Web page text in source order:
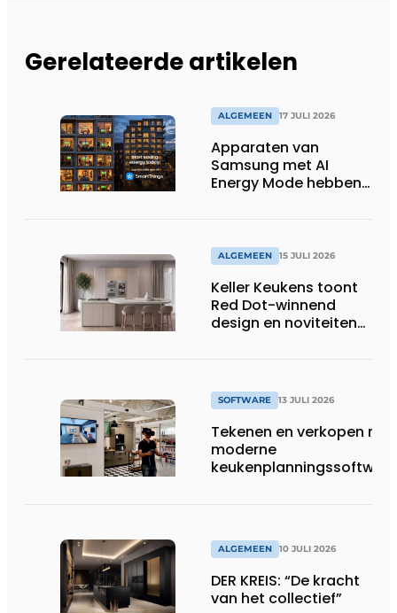
Gerelateerde artikelen
ALGEMEEN 17 JULI 2026
Apparaten van
Samsung met AI
Energy Mode hebben
huishoudens, wat
overeenkomt met het
wassen van 22.023.110
voetbalshirts
ALGEMEEN 15 JULI 2026
Keller Keukens toont
Red Dot-winnend
design en noviteiten
SOFTWARE 13 JULI 2026
Tekenen en verkopen met
moderne
keukenplanningssoftware
ALGEMEEN 10 JULI 2026
DER KREIS: “De kracht
van het collectief”